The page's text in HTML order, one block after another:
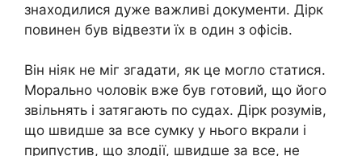
знаходилися дуже важливі документи. Дірк
повинен був відвезти їх в один з офісів.
Він ніяк не міг згадати, як це могло статися.
Морально чоловік вже був готовий, що його
звільнять і затягають по судах. Дірк розумів,
що швидше за все сумку у нього вкрали і
припустив, що злодії, швидше за все, не